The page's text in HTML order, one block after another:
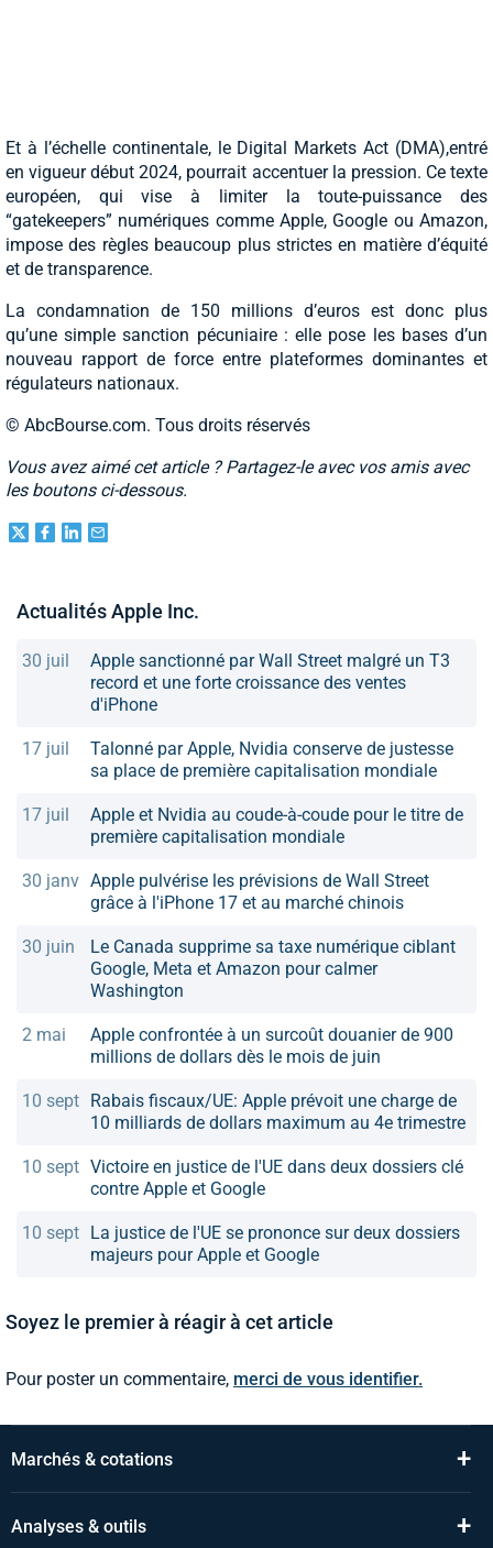
Et à l’échelle continentale, le Digital Markets Act (DMA),entré
en vigueur début 2024, pourrait accentuer la pression. Ce texte
européen, qui vise à limiter la toute-puissance des
“gatekeepers” numériques comme Apple, Google ou Amazon,
impose des règles beaucoup plus strictes en matière d’équité
et de transparence.
La condamnation de 150 millions d’euros est donc plus
qu’une simple sanction pécuniaire : elle pose les bases d’un
nouveau rapport de force entre plateformes dominantes et
régulateurs nationaux.
© AbcBourse.com. Tous droits réservés
Vous avez aimé cet article ? Partagez-le avec vos amis avec
les boutons ci-dessous.
Actualités Apple Inc.
30 juil
Apple sanctionné par Wall Street malgré un T3
record et une forte croissance des ventes
d'iPhone
17 juil
Talonné par Apple, Nvidia conserve de justesse
sa place de première capitalisation mondiale
17 juil
Apple et Nvidia au coude-à-coude pour le titre de
première capitalisation mondiale
30 janv Apple pulvérise les prévisions de Wall Street
grâce à l'iPhone 17 et au marché chinois
30 juin
Le Canada supprime sa taxe numérique ciblant
Google, Meta et Amazon pour calmer
Washington
2 mai
Apple confrontée à un surcoût douanier de 900
millions de dollars dès le mois de juin
10 sept
Rabais fiscaux/UE: Apple prévoit une charge de
10 milliards de dollars maximum au 4e trimestre
10 sept Victoire en justice de l'UE dans deux dossiers clé
contre Apple et Google
10 sept
La justice de l'UE se prononce sur deux dossiers
majeurs pour Apple et Google
Soyez le premier à réagir à cet article
Pour poster un commentaire, merci de vous identifier.
Marchés & cotations +
Analyses & outils +